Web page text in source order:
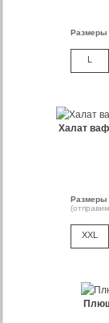
Размеры
L
Халат
Размеры
XXL